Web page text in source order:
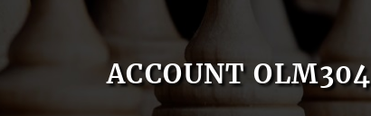
ACCOUNT OLM304